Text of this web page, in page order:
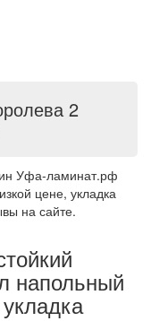
2
Уфа-ламинат.рф
цене, укладка
на сайте.
напольный